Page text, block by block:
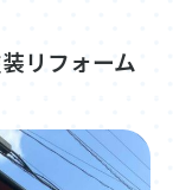
リフォーム